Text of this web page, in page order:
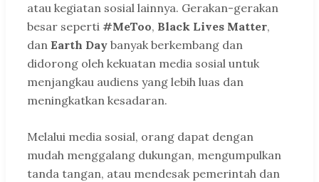
atau kegiatan sosial lainnya. Gerakan-gerakan
besar seperti #MeToo, Black Lives Matter,
dan Earth Day banyak berkembang dan
didorong oleh kekuatan media sosial untuk
menjangkau audiens yang lebih luas dan
meningkatkan kesadaran.
Melalui media sosial, orang dapat dengan
mudah menggalang dukungan, mengumpulkan
tanda tangan, atau mendesak pemerintah dan